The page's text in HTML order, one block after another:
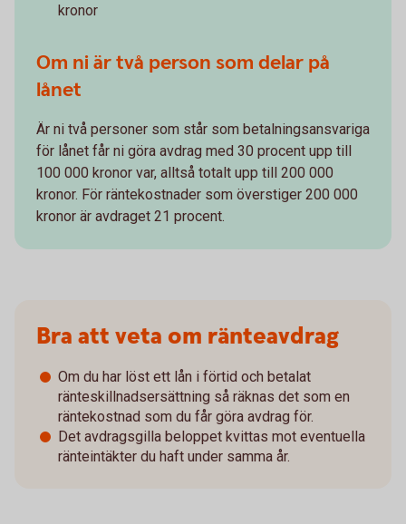
kronor
Om ni är två person som delar på
lånet
Är ni två personer som står som betalningsansvariga
för lånet får ni göra avdrag med 30 procent upp till
100 000 kronor var, alltså totalt upp till 200 000
kronor. För räntekostnader som överstiger 200 000
kronor är avdraget 21 procent.
Bra att veta om ränteavdrag
Om du har löst ett lån i förtid och betalat
ränteskillnadsersättning så räknas det som en
räntekostnad som du får göra avdrag för.
Det avdragsgilla beloppet kvittas mot eventuella
ränteintäkter du haft under samma år.